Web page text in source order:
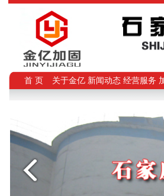
首 页 关于金亿 新闻动态 经营服务